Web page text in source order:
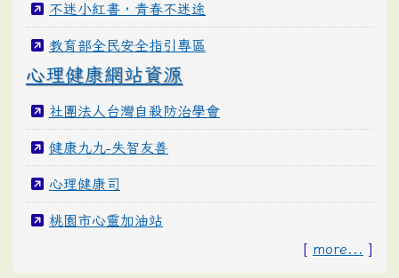
不迷小紅書，青春不迷途
教育部全民安全指引專區
心理健康網站資源
社團法人台灣自殺防治學會
健康九九-失智友善
心理健康司
桃園市心靈加油站
[ more... ]